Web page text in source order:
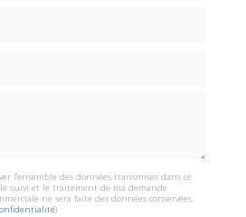
l'ensemble des données transmises dans ce
suivi et le traitement de ma demande.
ne sera faite des données conservées.
)